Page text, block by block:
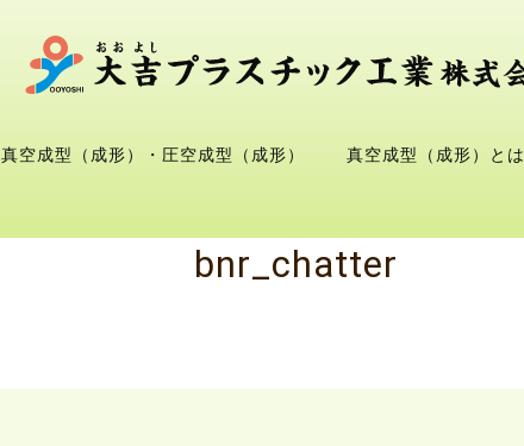
真空成型（成形）・圧空成型（成形） 真空成型（成形）とは
bnr_chatter